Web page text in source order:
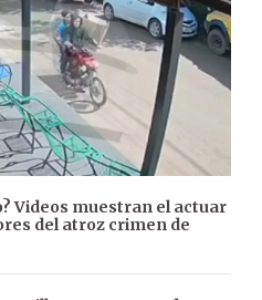
Videos muestran el actuar
del atroz crimen de